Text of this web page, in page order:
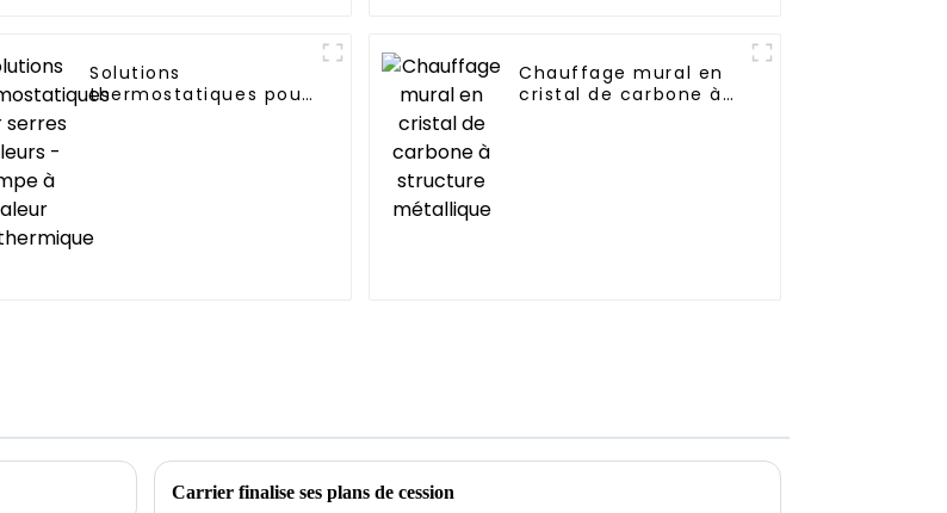
Solutions
thermostatiques pour
Chauffage mural en
cristal de carbone à
Carrier finalise ses plans de cession